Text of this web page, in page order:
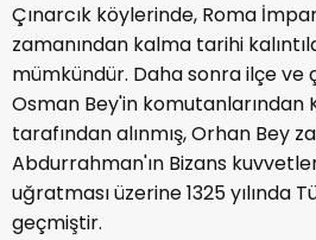
Çınarcık köylerinde, Roma
zamanından kalma tarihi
mümkündür. Daha sonra ilçe ve
Osman Bey'in komutanlarından
tarafından alınmış, Orhan Bey
Abdurrahman'ın Bizans
uğratması üzerine 1325 yılında
geçmiştir.